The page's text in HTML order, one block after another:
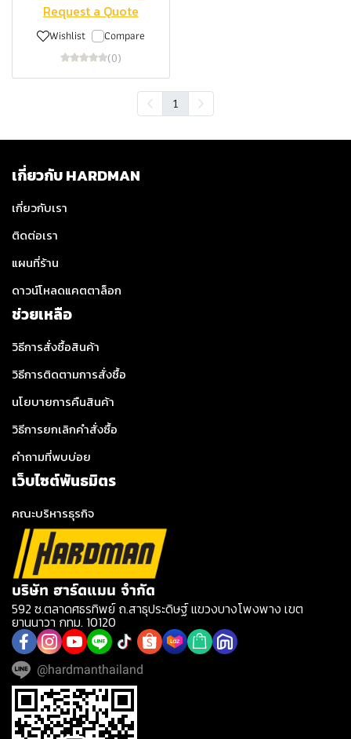
Request a Quote
Wishlist Compare
(0)
1
เกี่ยวกับ HARDMAN
เกี่ยวกับเรา
ติดต่อเรา
แผนที่ร้าน
ดาวน์โหลดแคตตาล็อก
ช่วยเหลือ
วิธีการสั่งซื้อสินค้า
วิธีการติดตามการสั่งซื้อ
นโยบายการคืนสินค้า
วิธีการยกเลิกคำสั่งซื้อ
คำถามที่พบบ่อย
เว็บไซต์พันธมิตร
คณะบริหารธุรกิจ
บริษัท ฮาร์ดแมน จำกัด
592 ซ.ตลาดศธรทิพย์ ถ.สาธุประดิษฐ์ แขวงบางโพงพาง เขต
ยานนาวา กทม. 10120
@hardmanthailand